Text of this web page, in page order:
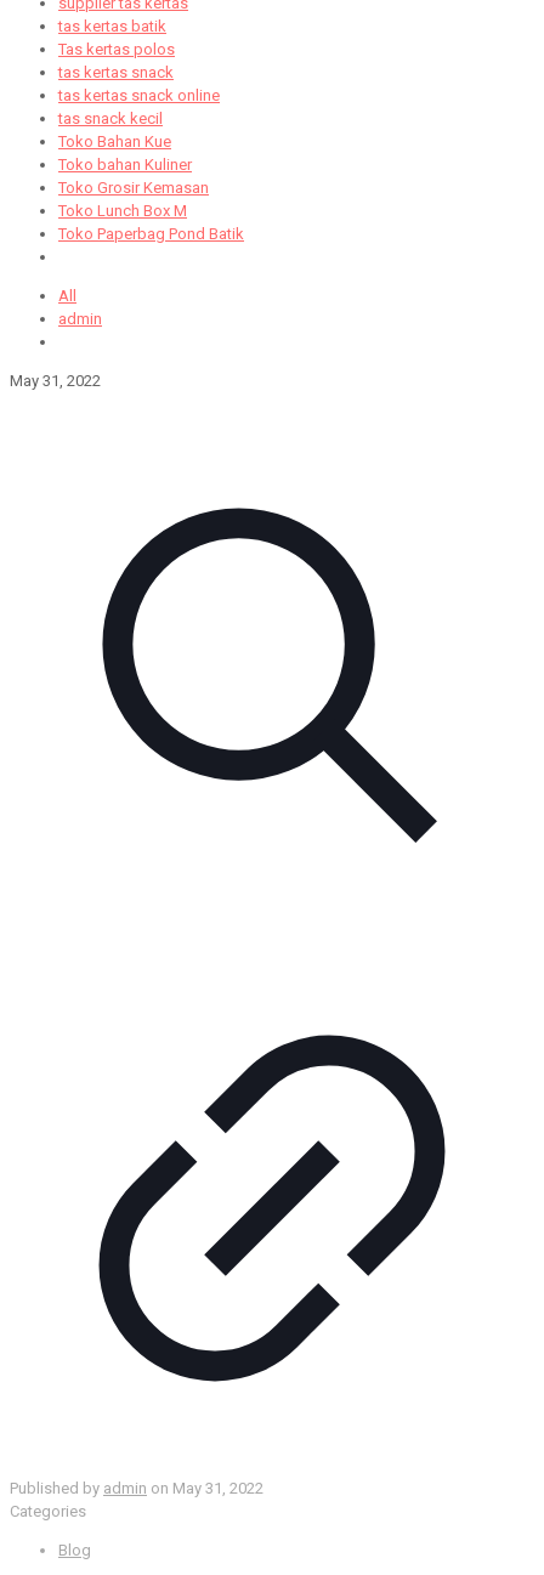
tas kertas batik
Tas kertas polos
tas kertas snack
tas kertas snack online
tas snack kecil
Toko Bahan Kue
Toko bahan Kuliner
Toko Grosir Kemasan
Toko Lunch Box M
Toko Paperbag Pond Batik
All
admin
May 31, 2022
Published by admin on May 31, 2022
Categories
Blog